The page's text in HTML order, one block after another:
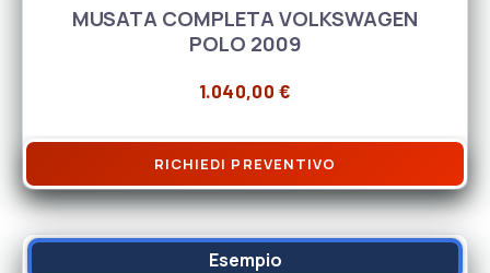
MUSATA COMPLETA VOLKSWAGEN
POLO 2009
1.040,00 €
RICHIEDI PREVENTIVO
Esempio